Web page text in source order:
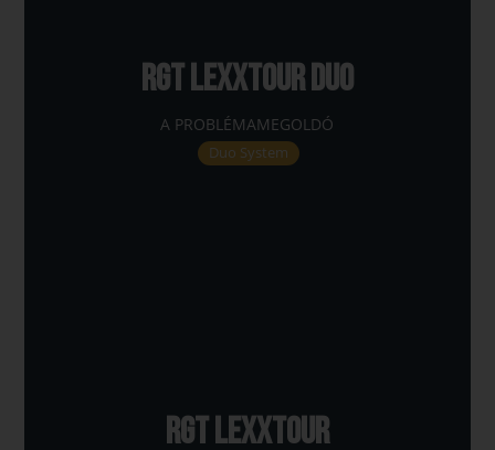
RGT LEXXTOUR DUO
A PROBLÉMAMEGOLDÓ
Duo System
RGT LEXXTOUR